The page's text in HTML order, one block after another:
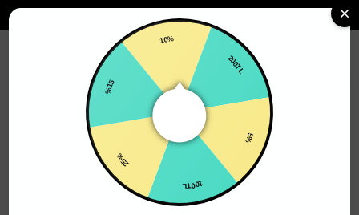
Üst Giyim Polo Yaka T-Shirt
10%
200TL
5%
100TL
25%
%15